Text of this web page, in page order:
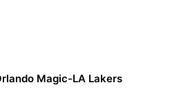
Magic-LA Lakers